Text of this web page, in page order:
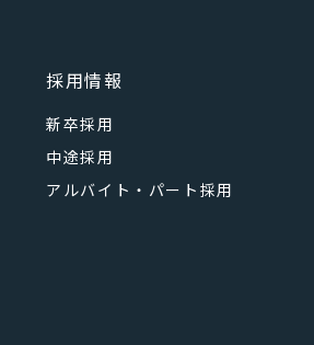
採用情報
新卒採用
中途採用
アルバイト・パート採用